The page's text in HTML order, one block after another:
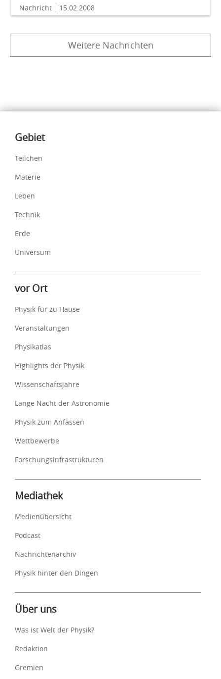
Nachricht 15.02.2008
Weitere Nachrichten
Inhalte
Gebiet
Teilchen
Materie
Leben
Technik
Erde
Universum
vor Ort
Physik für zu Hause
Veranstaltungen
Physikatlas
Highlights der Physik
Wissenschaftsjahre
Lange Nacht der Astronomie
Physik zum Anfassen
Wettbewerbe
Forschungsinfrastrukturen
Mediathek
Medienübersicht
Podcast
Nachrichtenarchiv
Physik hinter den Dingen
Über uns
Was ist Welt der Physik?
Redaktion
Gremien